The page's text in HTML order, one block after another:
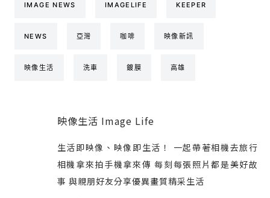
IMAGE NEWS IMAGELIFE KEEPER
NEWS 亞灣 咖啡 映像新訊
映像生活 洗車 鍍膜 高雄
映像生活 Image Life
生活即映像、映像即生活！ 一起帶著相機去旅行
相機拿來拍手機拿來傳 每刻每張照片都是美好故
事 與親朋好友分享優異畫質精采生活